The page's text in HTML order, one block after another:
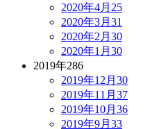
2020年4月 25
2020年3月 31
2020年2月 30
2020年1月 30
2019年286
2019年12月 30
2019年11月 37
2019年10月 36
2019年9月 33